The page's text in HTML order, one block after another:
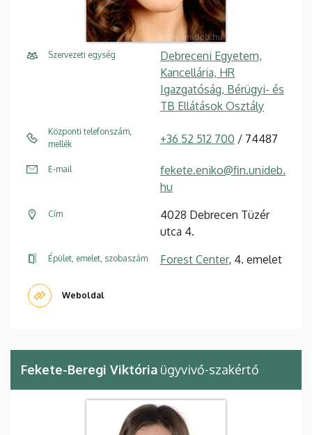
Szervezeti egység
Debreceni Egyetem,
Kancellária, HR
Igazgatóság, Bérügyi- és
TB Ellátások Osztály
Központi telefonszám,
mellék
+36 52 512 700 / 74487
E-mail
fekete.eniko@fin.unideb.
hu
Cím
4028 Debrecen Tüzér
utca 4.
Épület, emelet, szobaszám Forest Center, 4. emelet
Weboldal
Fekete-Beregi Viktória ügyvivő-szakértő